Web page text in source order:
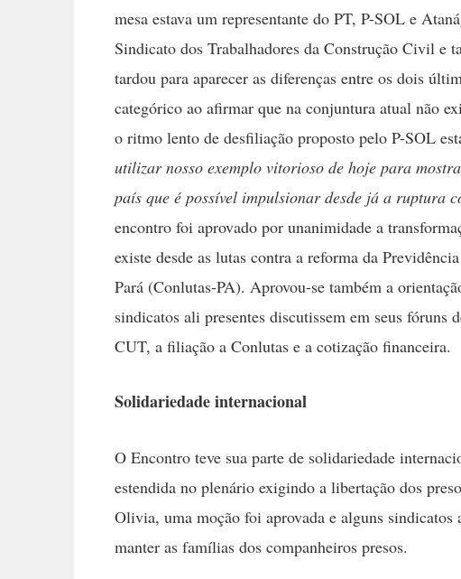
mesa estava um representante do PT, P-SOL e
Sindicato dos Trabalhadores da Construção Civil e
tardou para aparecer as diferenças entre os dois
categórico ao afirmar que na conjuntura atual não
o ritmo lento de desfiliação proposto pelo P-SOL
utilizar nosso exemplo vitorioso de hoje para
país que é possível impulsionar desde já a ruptura
encontro foi aprovado por unanimidade a
existe desde as lutas contra a reforma da
Pará (Conlutas-PA). Aprovou-se também a
sindicatos ali presentes discutissem em seus fóruns
CUT, a filiação a Conlutas e a cotização financeira.
Solidariedade internacional
O Encontro teve sua parte de solidariedade
estendida no plenário exigindo a libertação dos
Olivia, uma moção foi aprovada e alguns sindicatos
manter as famílias dos companheiros presos.